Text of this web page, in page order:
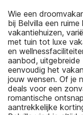
Wie een
bij Belvilla een
vakantiehuizen,
met tuin tot luxe
en
aanbod, uitgebreide
eenvoudig het
jouw wensen. Of je
deals voor een
romantische
aantrekkelijke